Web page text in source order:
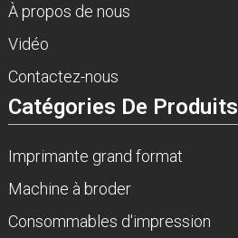
À propos de nous
Vidéo
Contactez-nous
Catégories De Produits
Imprimante grand format
Machine à broder
Consommables d'impression